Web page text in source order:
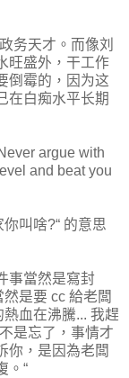
务天才。而像刘
旺盛外，干工作
倒霉的，因为这
在白痴水平长期
argue with
and beat you
叫啥?“ 的意思
事當然是寫封
是要 cc 給老闆
血在沸騰... 我趕
是忘了，事情才
你，是因為老闆
。“